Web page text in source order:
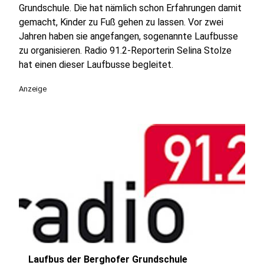
Grundschule. Die hat nämlich schon Erfahrungen damit
gemacht, Kinder zu Fuß gehen zu lassen. Vor zwei
Jahren haben sie angefangen, sogenannte Laufbusse
zu organisieren. Radio 91.2-Reporterin Selina Stolze
hat einen dieser Laufbusse begleitet.
Anzeige
Laufbus der Berghofer Grundschule